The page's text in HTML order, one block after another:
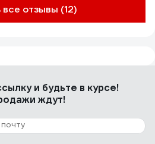
все отзывы (12)
и будьте в курсе!
ждут!